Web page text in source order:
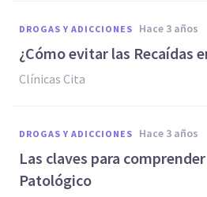
DROGAS Y ADICCIONES hace 3 años
¿Cómo evitar las Recaídas
Clínicas Cita
DROGAS Y ADICCIONES hace 3 años
Las claves para
Patológico